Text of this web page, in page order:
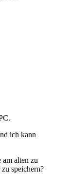
ich kann
am alten zu
speichern?